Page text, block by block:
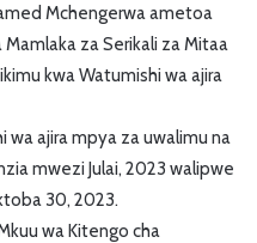
Mchengerwa ametoa
Mamlaka za Serikali za Mitaa
kwa Watumishi wa ajira
ajira mpya za uwalimu na
mwezi Julai, 2023 walipwe
30, 2023.
wa Kitengo cha